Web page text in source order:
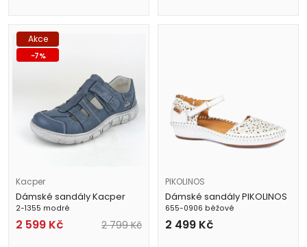
Akce
-7%
Kacper
Dámské sandály Kacper
2-1355 modré
2 599 Kč 2 799Kč
PIKOLINOS
Dámské sandály PIKOLINOS
655-0906 béžové
2 499 Kč